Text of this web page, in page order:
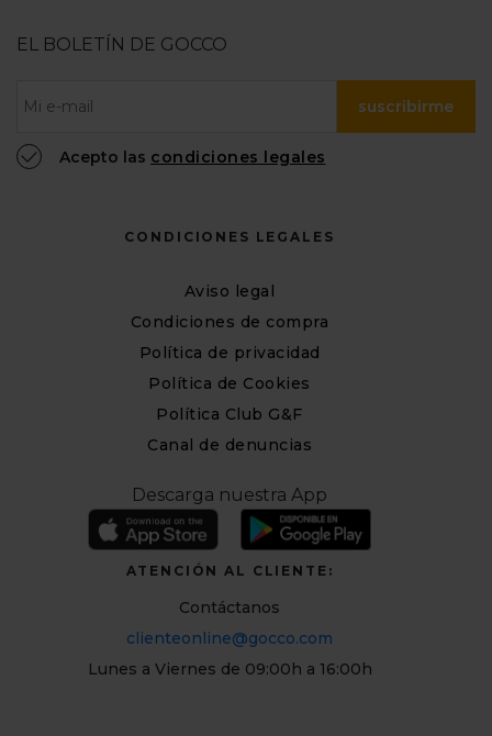
EL BOLETÍN DE GOCCO
suscribirme
Acepto las condiciones legales
CONDICIONES LEGALES
Aviso legal
Condiciones de compra
Política de privacidad
Política de Cookies
Política Club G&F
Canal de denuncias
Descarga nuestra App
ATENCIÓN AL CLIENTE:
Contáctanos
clienteonline@gocco.com
Lunes a Viernes de 09:00h a 16:00h